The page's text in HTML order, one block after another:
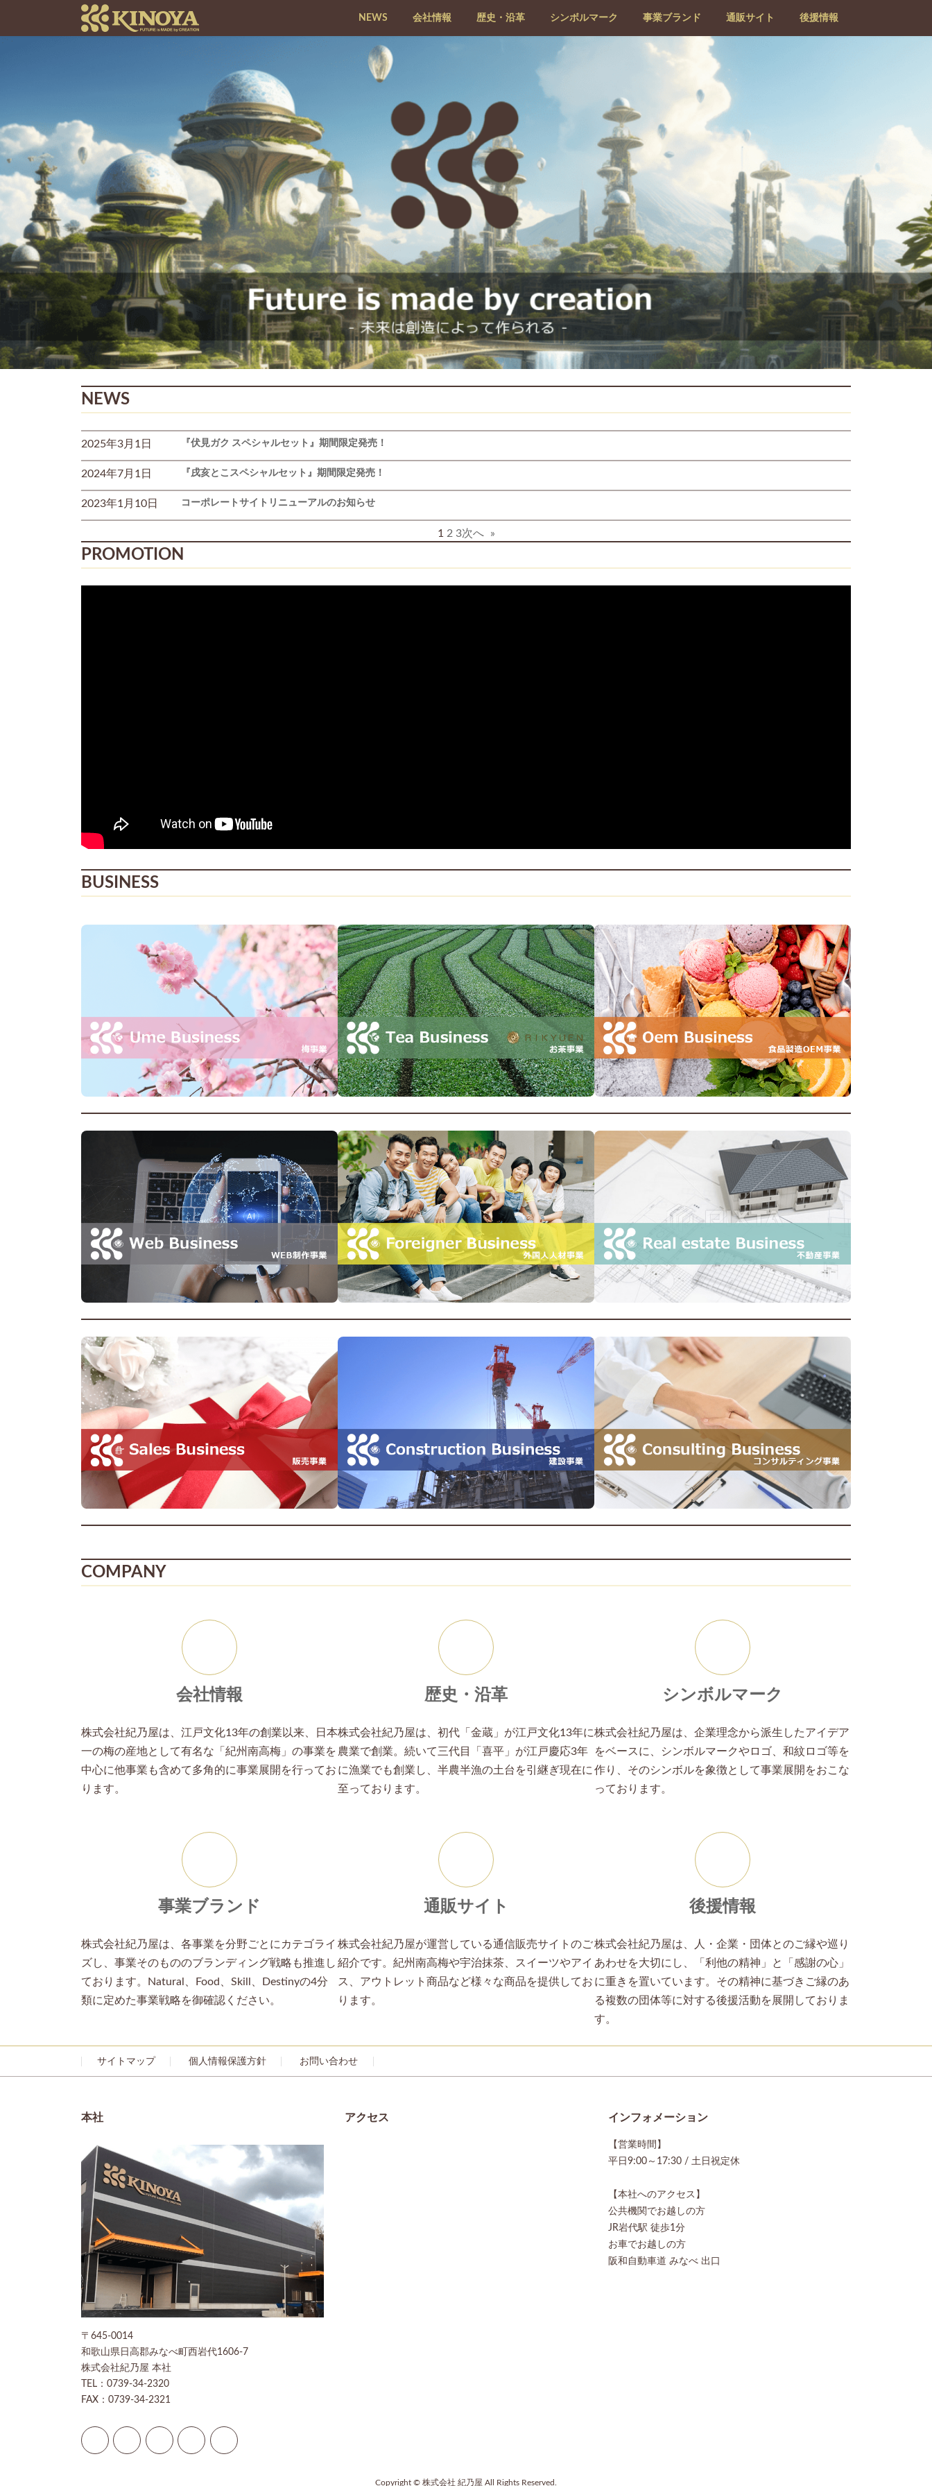
テ
ッ
プ
ゲ
移
動
NEWS 会社情報 歴史・沿革 シンボルマーク 事業ブランド 通販サイト 後援情報
NEWS
2025年3月1日 『伏見ガク スペシャルセット』期間限定発売！
2024年7月1日 『戌亥とこスペシャルセット』期間限定発売！
2023年1月10日 コーポレートサイトリニューアルのお知らせ
1 2 3次へ »
PROMOTION
BUSINESS
COMPANY
ア
イ
コ
ン
リ
ク
会社情報
株式会社紀乃屋は、江戸文化13年の創業以来、日本
一の梅の産地として有名な「紀州南高梅」の事業を
中心に他事業も含めて多角的に事業展開を行ってお
ります。
ア
イ
コ
ン
リ
ク
歴史・沿革
株式会社紀乃屋は、初代「金蔵」が江戸文化13年に
農業で創業。続いて三代目「喜平」が江戸慶応3年
に漁業でも創業し、半農半漁の土台を引継ぎ現在に
至っております。
ア
イ
コ
ン
リ
ク
シンボルマーク
株式会社紀乃屋は、企業理念から派生したアイデア
をベースに、シンボルマークやロゴ、和紋ロゴ等を
作り、そのシンボルを象徴として事業展開をおこな
っております。
ア
イ
コ
ン
リ
ク
事業ブランド
株式会社紀乃屋は、各事業を分野ごとにカテゴライ
ズし、事業そのもののブランディング戦略も推進し
ております。Natural、Food、Skill、Destinyの4分
類に定めた事業戦略を御確認ください。
ア
イ
コ
ン
リ
ク
通販サイト
株式会社紀乃屋が運営している通信販売サイトのご
紹介です。紀州南高梅や宇治抹茶、スイーツやアイ
ス、アウトレット商品など様々な商品を提供してお
ります。
ア
イ
コ
ン
リ
ク
後援情報
株式会社紀乃屋は、人・企業・団体とのご縁や巡り
あわせを大切にし、「利他の精神」と「感謝の心」
に重きを置いています。その精神に基づきご縁のあ
る複数の団体等に対する後援活動を展開しておりま
す。
サイトマップ 個人情報保護方針 お問い合わせ
本社
〒645-0014
和歌山県日高郡みなべ町西岩代1606-7
株式会社紀乃屋 本社
TEL：0739-34-2320
FAX：0739-34-2321
アクセス インフォメーション
【営業時間】
平日9:00～17:30 / 土日祝定休
【本社へのアクセス】
公共機関でお越しの方
JR岩代駅 徒歩1分
お車でお越しの方
阪和自動車道 みなべ 出口
Copyright © 株式会社 紀乃屋 All Rights Reserved.